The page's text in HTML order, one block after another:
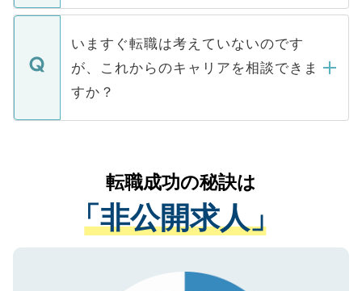
関を公にしてしまうと、応募が殺到する場
に、医療機関が求める条件に合った人材の
みを人材紹介会社に依頼するケースが増え
ています。
定を承諾する必要はありません。内定先へ
の辞退の連絡はキャリアパートナーが行い
個人情報が漏えいすることはありませんの
で、ご安心ください。当サイトからの登録
などで収集したご登録者様の個人情報は、
ご本人のキャリアアップおよび転職活動の
支援を目的に使用いたします。お預かりし
ているすべての個人データはご本人の許可
は、個人情報の取り扱いについての厳密な
管理基準を満たした事業者のみに付与され
る、プライバシーマークを取得済みです。
で、機密保持に関してもご安心ください。
いますぐ転職は考えていないのです
が、これからのキャリアを相談できま
すか？
かがいして、現在の医療機関の状況や紹介
経験をまじえながら、適切なアドバイスを
させていただきます。すぐにご転職をされ
ない方には、長期的なサポートが可能です
ので、まずはご登録ください。
転職成功の秘訣は
「非公開求人」